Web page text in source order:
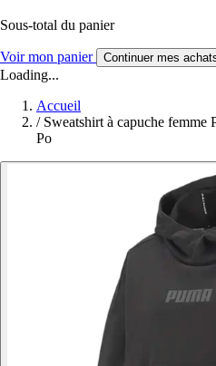
Sous-total du panier
Voir mon panier Continuer mes
Loading...
Accueil
/ Sweatshirt à capuche
Po